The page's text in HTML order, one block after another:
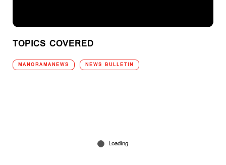
TOPICS COVERED
MANORAMANEWS NEWS BULLETIN